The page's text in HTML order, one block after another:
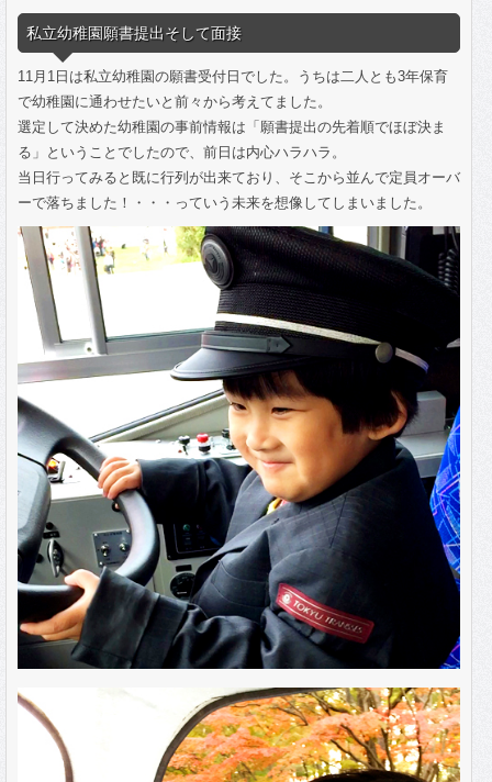
私立幼稚園願書提出そして面接
11月1日は私立幼稚園の願書受付日でした。うちは二人とも3年保育
で幼稚園に通わせたいと前々から考えてました。
選定して決めた幼稚園の事前情報は「願書提出の先着順でほぼ決ま
る」ということでしたので、前日は内心ハラハラ。
当日行ってみると既に行列が出来ており、そこから並んで定員オーバ
ーで落ちました！・・・っていう未来を想像してしまいました。